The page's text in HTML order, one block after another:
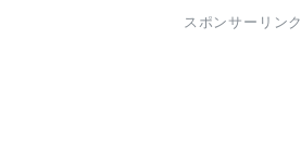
スポンサーリンク